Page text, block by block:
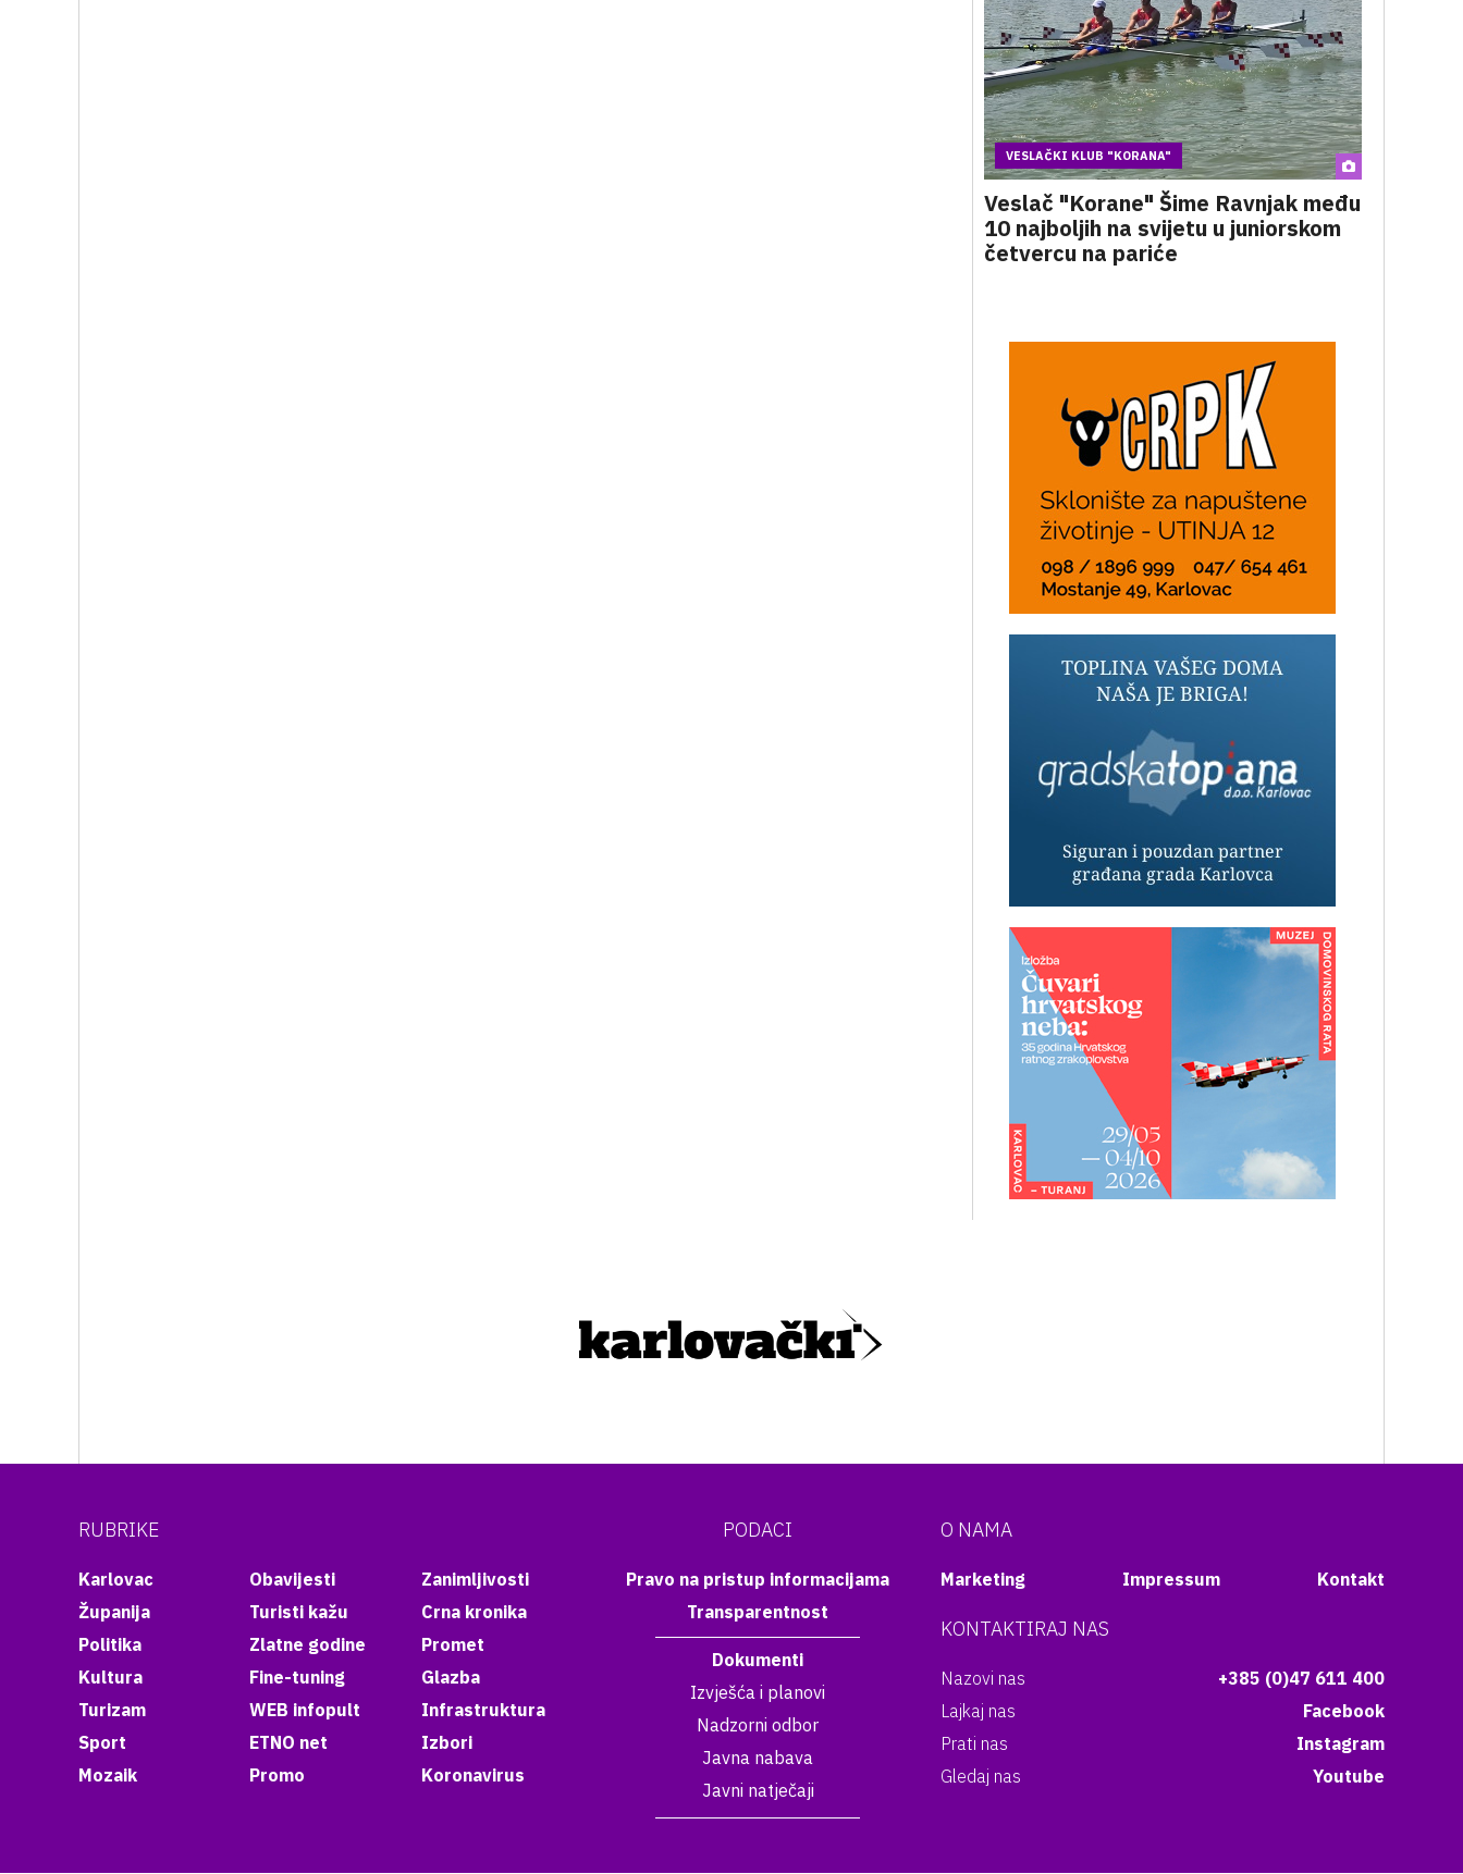
VESLAČKI KLUB "KORANA"
Veslač "Korane" Šime Ravnjak među
10 najboljih na svijetu u juniorskom
četvercu na pariće
RUBRIKE
Karlovac
Županija
Politika
Kultura
Turizam
Sport
Mozaik
Obavijesti
Turisti kažu
Zlatne godine
Fine-tuning
WEB infopult
ETNO net
Promo
Zanimljivosti
Crna kronika
Promet
Glazba
Infrastruktura
Izbori
Koronavirus
PODACI
Pravo na pristup informacijama
Transparentnost
Dokumenti
Izvješća i planovi
Nadzorni odbor
Javna nabava
Javni natječaji
O NAMA
Marketing Impressum Kontakt
KONTAKTIRAJ NAS
Nazovi nas
+385 (0)47 611 400
Lajkaj nas
Facebook
Prati nas
Instagram
Gledaj nas
Youtube